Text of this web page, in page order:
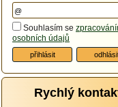
Souhlasím se
osobních údajů
Rychlý